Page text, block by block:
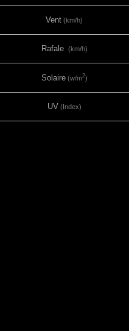
Vent (km/h)
Rafale (km/h)
Solaire(w/m2)
UV (Index)